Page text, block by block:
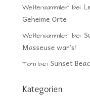
Weltensammlerbei
Geheime Orte
Weltensammlerbei
Masseuse war’s!
Tombei Sunset
Kategorien